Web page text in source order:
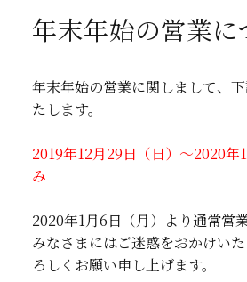
年末年始の営業に
年末年始の営業に関しまして、
たします。
2019年12月29日（日）～2020年
み
2020年1月6日（月）より通常営
みなさまにはご迷惑をおかけい
ろしくお願い申し上げます。